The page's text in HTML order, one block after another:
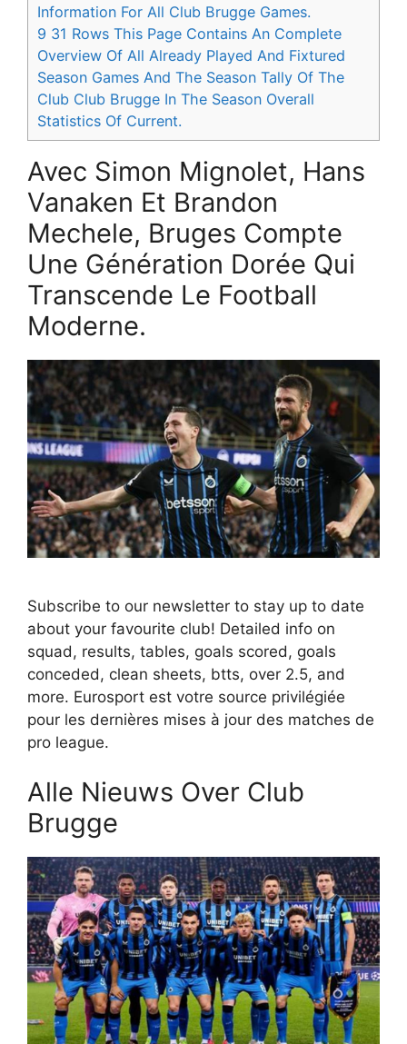
Information For All Club Brugge Games.
9 31 Rows This Page Contains An Complete
Overview Of All Already Played And Fixtured
Season Games And The Season Tally Of The
Club Club Brugge In The Season Overall
Statistics Of Current.
Avec Simon Mignolet, Hans
Vanaken Et Brandon
Mechele, Bruges Compte
Une Génération Dorée Qui
Transcende Le Football
Moderne.
Subscribe to our newsletter to stay up to date
about your favourite club! Detailed info on
squad, results, tables, goals scored, goals
conceded, clean sheets, btts, over 2.5, and
more. Eurosport est votre source privilégiée
pour les dernières mises à jour des matches de
pro league.
Alle Nieuws Over Club
Brugge